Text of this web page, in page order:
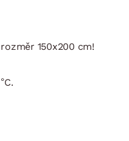
150x200 cm!